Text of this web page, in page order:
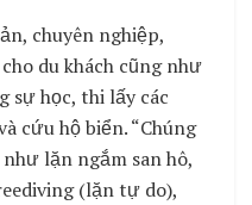
chuyên nghiệp,
du khách cũng như
sự học, thi lấy các
cứu hộ biển. “Chúng
lặn ngắm san hô,
(lặn tự do),